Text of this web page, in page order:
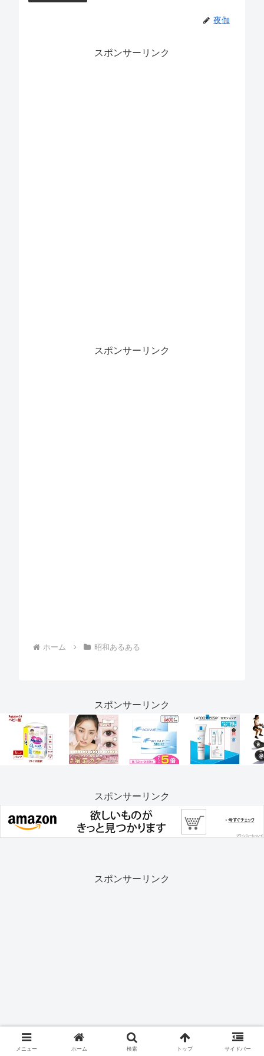
夜伽
スポンサーリンク
スポンサーリンク
ホーム 昭和あるある
スポンサーリンク
スポンサーリンク
スポンサーリンク
メニュー ホーム 検索 トップ サイドバー